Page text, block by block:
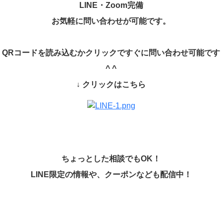
LINE ・ Zoom完備
お気軽に問い合わせが可能です。
QRコードを読み込むかクリックですぐに問い合わせ可能です
^ ^
↓ クリックはこちら
ちょっとした相談でもOK ！
LINE限定の情報や、クーポンなども配信中！